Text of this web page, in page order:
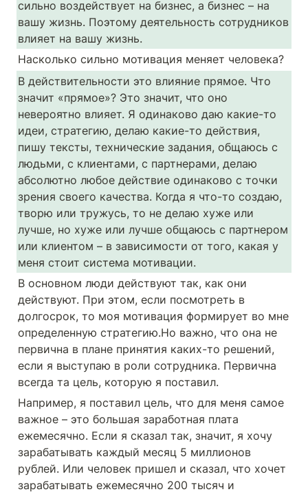
сильно воздействует на бизнес, а бизнес – на
вашу жизнь. Поэтому деятельность сотрудников
влияет на вашу жизнь.
Насколько сильно мотивация меняет человека?
В действительности это влияние прямое. Что
значит «прямое»? Это значит, что оно
невероятно влияет. Я одинаково даю какие-то
идеи, стратегию, делаю какие-то действия,
пишу тексты, технические задания, общаюсь с
людьми, с клиентами, с партнерами, делаю
абсолютно любое действие одинаково с точки
зрения своего качества. Когда я что-то создаю,
творю или тружусь, то не делаю хуже или
лучше, но хуже или лучше общаюсь с партнером
или клиентом – в зависимости от того, какая у
меня стоит система мотивации.
В основном люди действуют так, как они
действуют. При этом, если посмотреть в
долгосрок, то моя мотивация формирует во мне
определенную стратегию.Но важно, что она не
первична в плане принятия каких-то решений,
если я выступаю в роли сотрудника. Первична
всегда та цель, которую я поставил.
Например, я поставил цель, что для меня самое
важное – это большая заработная плата
ежемесячно. Если я сказал так, значит, я хочу
зарабатывать каждый месяц 5 миллионов
рублей. Или человек пришел и сказал, что хочет
зарабатывать ежемесячно 200 тысяч и